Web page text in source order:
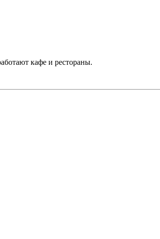
кафе и рестораны.